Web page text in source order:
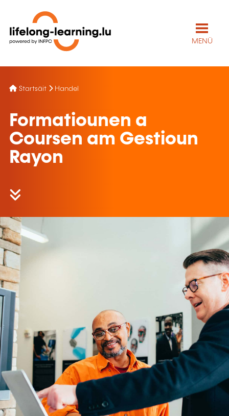
MENÜ
Startsäit Handel
Formatiounen a
Coursen am Gestioun
Rayon